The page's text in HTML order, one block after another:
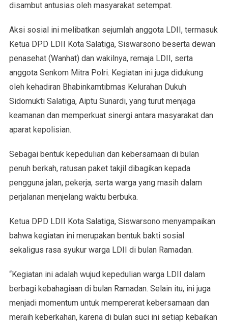
disambut antusias oleh masyarakat setempat.
Aksi sosial ini melibatkan sejumlah anggota LDII, termasuk
Ketua DPD LDII Kota Salatiga, Siswarsono beserta dewan
penasehat (Wanhat) dan wakilnya, remaja LDII, serta
anggota Senkom Mitra Polri. Kegiatan ini juga didukung
oleh kehadiran Bhabinkamtibmas Kelurahan Dukuh
Sidomukti Salatiga, Aiptu Sunardi, yang turut menjaga
keamanan dan memperkuat sinergi antara masyarakat dan
aparat kepolisian.
Sebagai bentuk kepedulian dan kebersamaan di bulan
penuh berkah, ratusan paket takjil dibagikan kepada
pengguna jalan, pekerja, serta warga yang masih dalam
perjalanan menjelang waktu berbuka.
Ketua DPD LDII Kota Salatiga, Siswarsono menyampaikan
bahwa kegiatan ini merupakan bentuk bakti sosial
sekaligus rasa syukur warga LDII di bulan Ramadan.
“Kegiatan ini adalah wujud kepedulian warga LDII dalam
berbagi kebahagiaan di bulan Ramadan. Selain itu, ini juga
menjadi momentum untuk mempererat kebersamaan dan
meraih keberkahan, karena di bulan suci ini setiap kebaikan